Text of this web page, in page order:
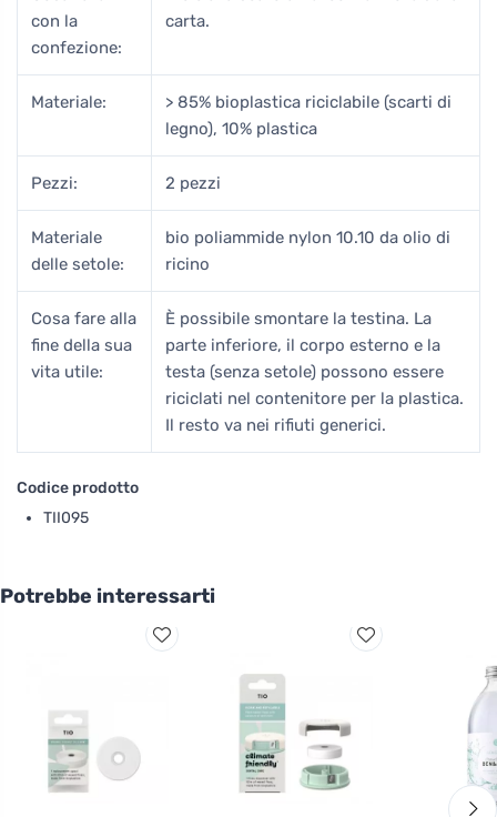
con la
confezione:
carta.
Materiale:
> 85% bioplastica riciclabile (scarti di
legno), 10% plastica
Pezzi: 2 pezzi
Materiale
delle setole:
bio poliammide nylon 10.10 da olio di
ricino
Cosa fare alla
fine della sua
vita utile:
È possibile smontare la testina. La
parte inferiore, il corpo esterno e la
testa (senza setole) possono essere
riciclati nel contenitore per la plastica.
Il resto va nei rifiuti generici.
Codice prodotto
TII095
Potrebbe interessarti